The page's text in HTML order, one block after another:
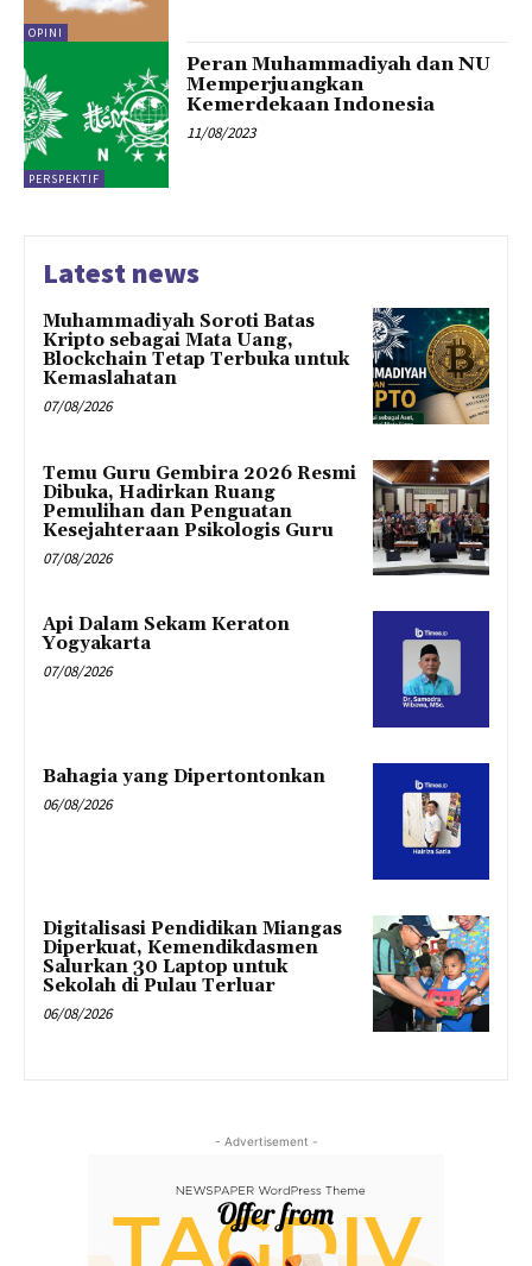
OPINI
PERSPEKTIF
Peran Muhammadiyah dan NU
Memperjuangkan
Kemerdekaan Indonesia
11/08/2023
Latest news
Muhammadiyah Soroti Batas
Kripto sebagai Mata Uang,
Blockchain Tetap Terbuka untuk
Kemaslahatan
07/08/2026
Temu Guru Gembira 2026 Resmi
Dibuka, Hadirkan Ruang
Pemulihan dan Penguatan
Kesejahteraan Psikologis Guru
07/08/2026
Api Dalam Sekam Keraton
Yogyakarta
07/08/2026
Bahagia yang Dipertontonkan
06/08/2026
Digitalisasi Pendidikan Miangas
Diperkuat, Kemendikdasmen
Salurkan 30 Laptop untuk
Sekolah di Pulau Terluar
06/08/2026
- Advertisement -